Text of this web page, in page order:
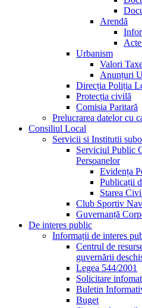
Arendă
Urbanism
Valori
Anunțuri
Direcția Poliția
Protecția civilă
Comisia Paritară
Prelucrarea datelor cu
Consiliul Local
Servicii si Institutii
Serviciul Public
Persoanelor
Evidența
Publicații
Starea
Club Sportiv
Guvernanță
De interes public
Informații de interes
Centrul de
guvernării
Legea 544/2001
Solicitare
Buletin
Buget